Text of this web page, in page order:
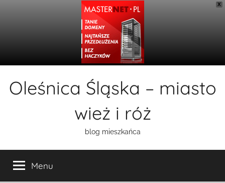
X
Oleśnica Śląska – miasto
wież i róż
blog mieszkańca
Menu